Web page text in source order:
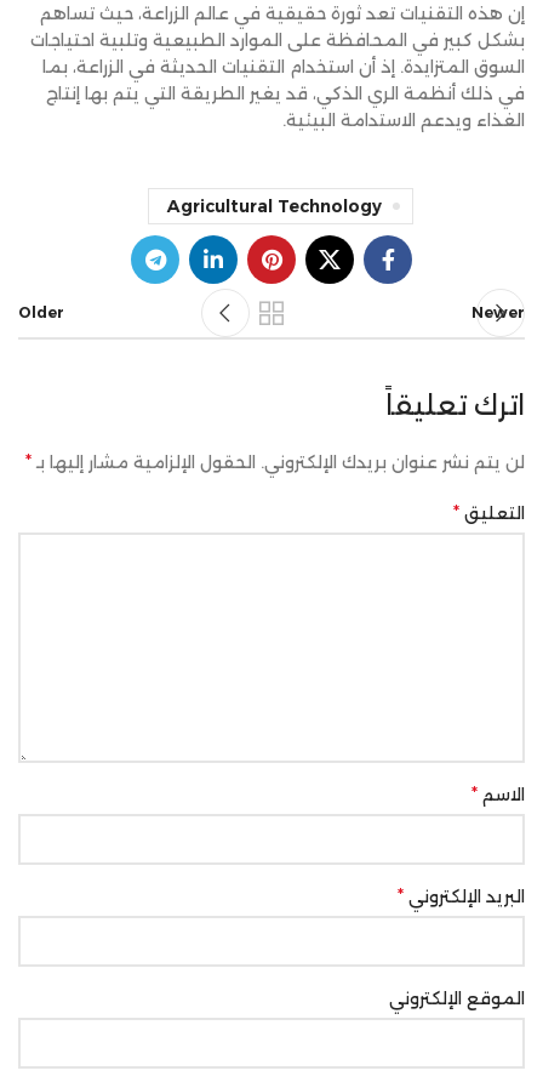
إن هذه التقنيات تعد ثورة حقيقية في عالم الزراعة، حيث تساهم
بشكل كبير في المحافظة على الموارد الطبيعية وتلبية احتياجات
السوق المتزايدة. إذ أن استخدام التقنيات الحديثة في الزراعة، بما
في ذلك أنظمة الري الذكي، قد يغير الطريقة التي يتم بها إنتاج
الغذاء ويدعم الاستدامة البيئية.
Agricultural Technology
Newer
Older
اترك تعليقاً
لن يتم نشر عنوان بريدك الإلكتروني. الحقول الإلزامية مشار إليها بـ *
التعليق *
الاسم *
البريد الإلكتروني *
الموقع الإلكتروني